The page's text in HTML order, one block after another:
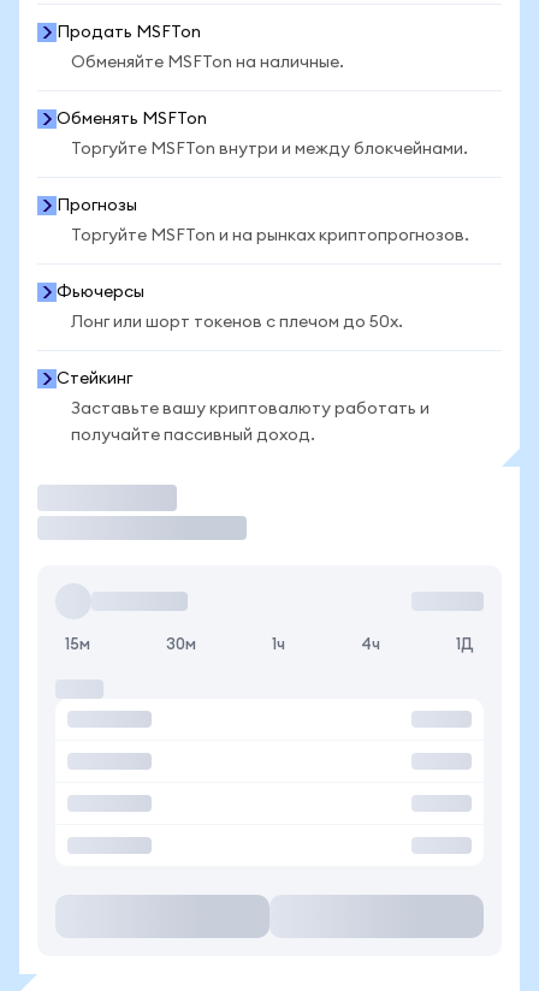
Продать MSFTon
Обменяйте MSFTon на наличные.
Обменять MSFTon
Торгуйте MSFTon внутри и между блокчейнами.
Прогнозы
Торгуйте MSFTon и на рынках криптопрогнозов.
Фьючерсы
Лонг или шорт токенов с плечом до 50x.
Стейкинг
Заставьте вашу криптовалюту работать и
получайте пассивный доход.
15м 30м 1ч 4ч 1Д